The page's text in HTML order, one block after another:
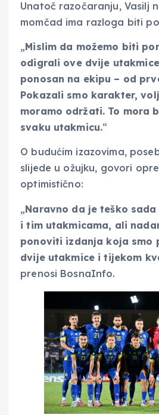
Unatoč razočaranju, Vasilj
momčad ima razloga biti
„Mislim da možemo biti
odigrali ove dvije
ponosan na ekipu – od
Pokazali smo karakter,
moramo održati. To mora
svaku utakmicu.“
O budućim izazovima,
slijede u ožujku, govori
optimistično:
„Naravno da je teško
i tim utakmicama, ali
ponoviti izdanja koja smo
dvije utakmice i tijekom
prenosi BosnaInfo.